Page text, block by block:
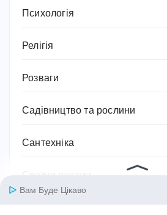
Психологія
Релігія
Розваги
Садівництво та рослини
Сантехніка